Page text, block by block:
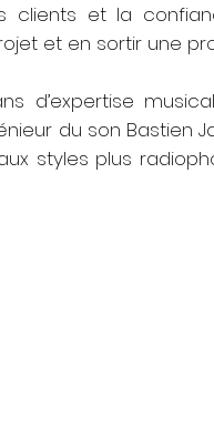
clients et la
et en sortir une
d’expertise
du son Bastien
styles plus